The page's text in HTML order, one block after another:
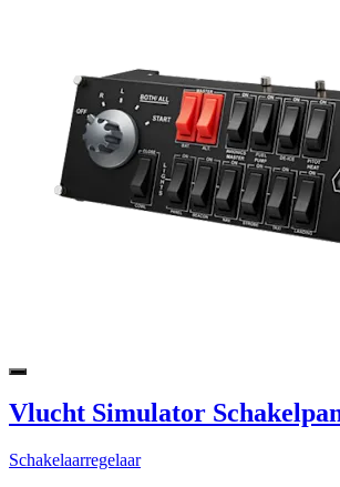
Vlucht Simulator
Schakelaarregelaar